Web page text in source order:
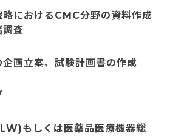
略におけるCMC分野の資料作成
調査
画立案、試験計画書の作成
もしくは医薬品医療機器総